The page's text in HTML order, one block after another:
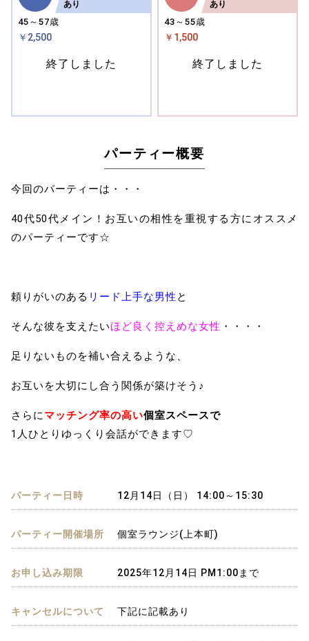
45～57歳
￥2,500
あり
終了しました
43～55歳
￥1,500
あり
終了しました
パーティー概要
今回のパーティーは・・・
40代50代メイン！お互いの相性を重視する方にオススメ
のパーティーです☆
頼りがいのある リード上手な男性 と
そんな彼を支えたいほど良く控えめな女性 ・・・・
足りないものを補い合えるような、
お互いを大切にし合う関係が築けそう♪
さらにマッチング率の高い個室スペースで
1人ひとりゆっくり会話ができます♡
パーティー日時 12月14日（日） 14:00～15:30
パーティー開催場所 個室ラウンジ(上本町)
お申し込み期限 2025年12月14日 PM1:00まで
キャンセルについて 下記に記載あり